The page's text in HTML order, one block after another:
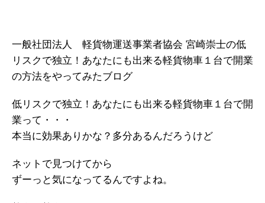
一般社団法人 軽貨物運送事業者協会 宮崎崇士の低
リスクで独立！あなたにも出来る軽貨物車１台で開業
の方法をやってみたブログ
低リスクで独立！あなたにも出来る軽貨物車１台で開
業って・・・
本当に効果ありかな？多分あるんだろうけど
ネットで見つけてから
ずーっと気になってるんですよね。